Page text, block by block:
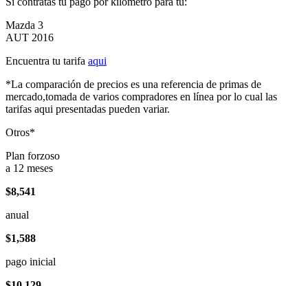
Mazda 3
AUT 2016
Encuentra tu tarifa aqui
*La comparación de precios es una referencia de primas de
mercado,tomada de varios compradores en línea por lo cual las
tarifas aqui presentadas pueden variar.
Otros*
Plan forzoso
a 12 meses
$8,541
anual
$1,588
pago inicial